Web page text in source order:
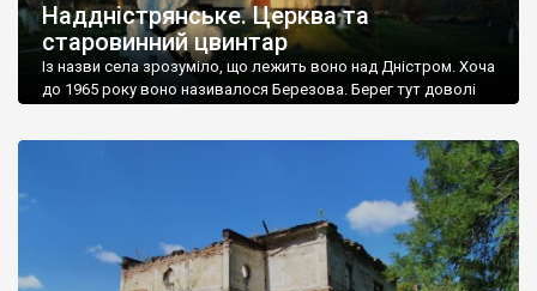
Наддністрянське. Церква та
старовинний цвинтар
Із назви села зрозуміло, що лежить воно над Дністром. Хоча
до 1965 року воно називалося Березова. Берег тут доволі
Наддністрянське відрізняється від більшості навколишніх
сіл. У селі є мурована Михайлівська церква. Точної дати […]